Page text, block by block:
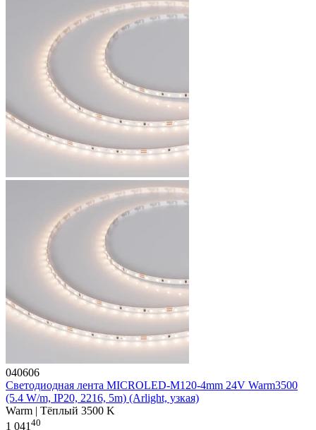
040606
Светодиодная лента MICROLED-M120-4mm 24V Warm3500
(5.4 W/m, IP20, 2216, 5m) (Arlight, узкая)
Warm | Тёплый 3500 K
1 041 40